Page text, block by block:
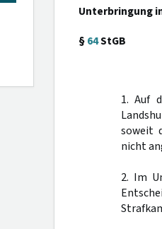
Unterbringung
§64StGB
1. Auf
soweit
nicht
2. Im